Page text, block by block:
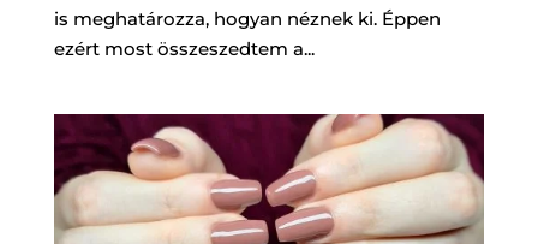
is meghatározza, hogyan néznek ki. Éppen
ezért most összeszedtem a...